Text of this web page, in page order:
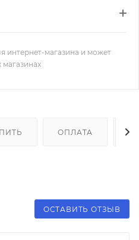
интернет-магазина и может
магазинах
ОПЛАТА
ОСТАВИТЬ ОТЗЫВ